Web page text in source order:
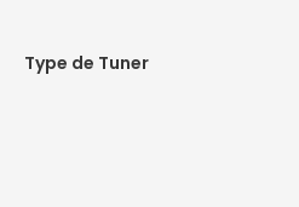
Type de Tuner